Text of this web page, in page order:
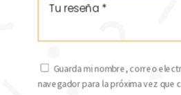
Guarda mi nombre, correo
navegador para la próxima vez que